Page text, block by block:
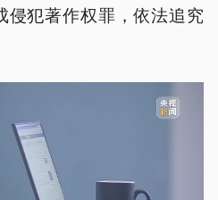
侵犯著作权罪，依法追究